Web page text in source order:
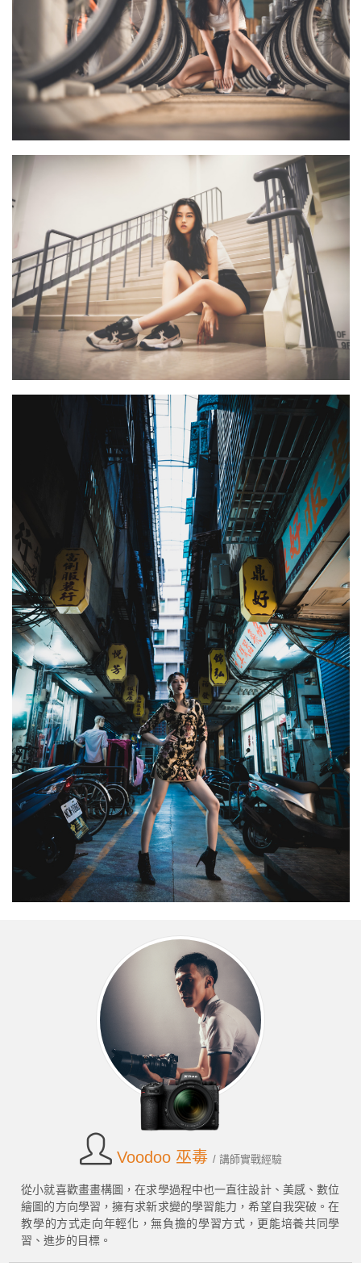
Voodoo 巫毒 / 講師實戰經驗
從小就喜歡畫畫構圖，在求學過程中也一直往設計、美感、數位
繪圖的方向學習，擁有求新求變的學習能力，希望自我突破。在
教學的方式走向年輕化，無負擔的學習方式，更能培養共同學
習、進步的目標。